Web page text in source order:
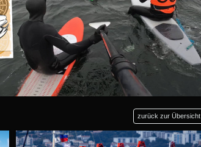
zurück zur Übersicht